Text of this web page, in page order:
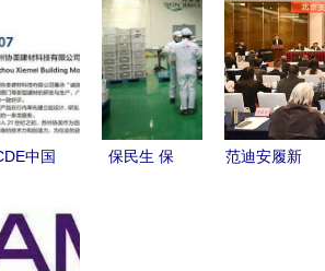
的隐忧
的医疗服务
差异
而飞，盗贼
竟协美医院
中国
展大会
医疗领
保民生 保
范迪安履新